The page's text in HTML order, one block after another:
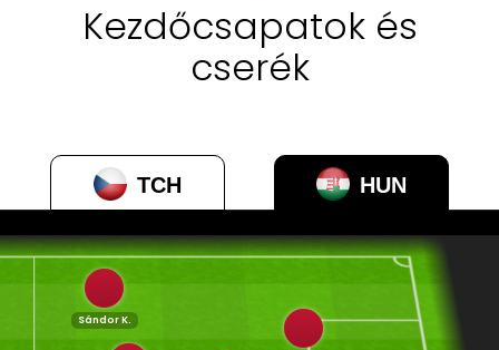
Kezdőcsapatok és
cserék
TCH HUN
Sándor K.